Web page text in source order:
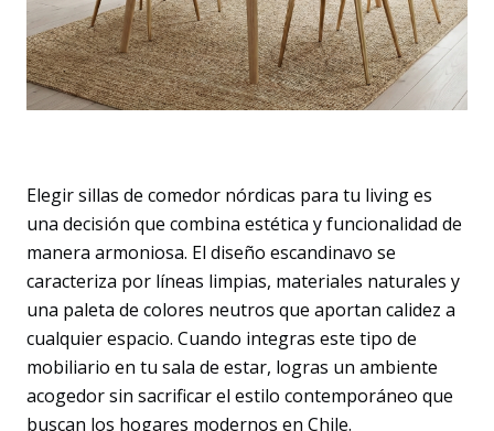
Elegir sillas de comedor nórdicas para tu living es
una decisión que combina estética y funcionalidad de
manera armoniosa. El diseño escandinavo se
caracteriza por líneas limpias, materiales naturales y
una paleta de colores neutros que aportan calidez a
cualquier espacio. Cuando integras este tipo de
mobiliario en tu sala de estar, logras un ambiente
acogedor sin sacrificar el estilo contemporáneo que
buscan los hogares modernos en Chile.